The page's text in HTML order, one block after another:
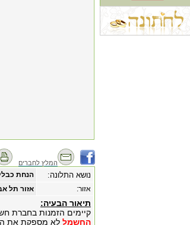
המלץ לחברים
הנחת נושא התלונה:
אזור תל אזור:
תיאור הבעיה:
קיימים הזמנות בחברת
החשמל לא מספקת את